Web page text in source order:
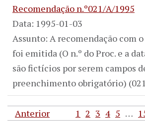
Recomendação n.º021/A/1995
Data: 1995-01-03
Assunto: A recomendação com
foi emitida (O n.º do Proc. e a
são fictícios por serem campos
preenchimento obrigatório)
Anterior 1 2 3 4 5 …